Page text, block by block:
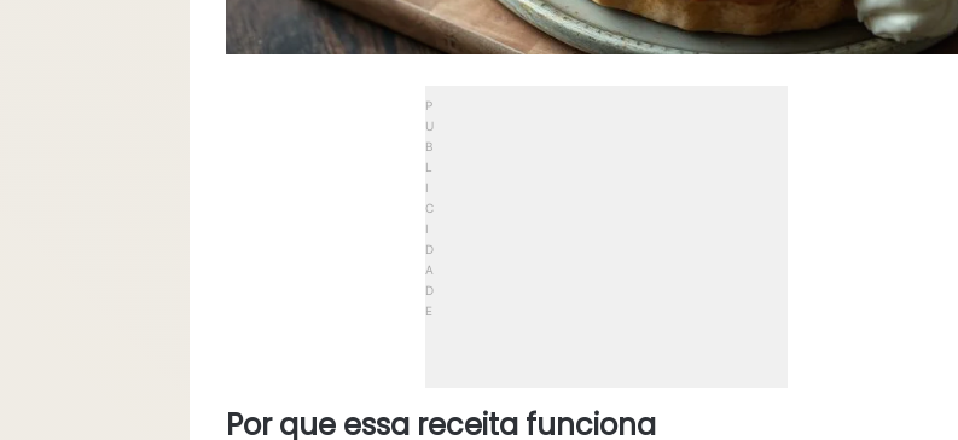
Por que essa receita funciona